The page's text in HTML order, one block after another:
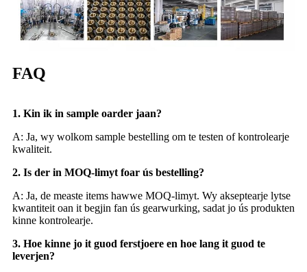
FAQ
1. Kin ik in sample oarder jaan?
A: Ja, wy wolkom sample bestelling om te testen of kontrolearje
kwaliteit.
2. Is der in MOQ-limyt foar ús bestelling?
A: Ja, de measte items hawwe MOQ-limyt. Wy akseptearje lytse
kwantiteit oan it begjin fan ús gearwurking, sadat jo ús produkten
kinne kontrolearje.
3. Hoe kinne jo it guod ferstjoere en hoe lang it guod te
leverjen?